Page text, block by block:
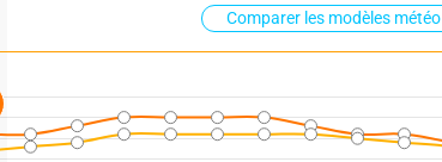
Comparer les modèles météo